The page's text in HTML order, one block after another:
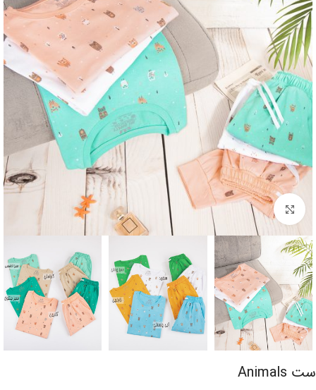
برای بزرگنمایی کلیک کنید
ست Animals